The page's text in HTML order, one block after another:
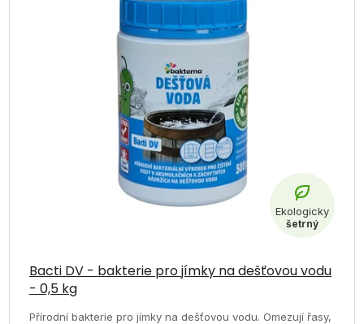
Bacti DV - bakterie pro jímky na dešťovou vodu
- 0,5 kg
hodnocení
produktu
je
Přírodní bakterie pro jímky na dešťovou vodu. Omezují řasy,